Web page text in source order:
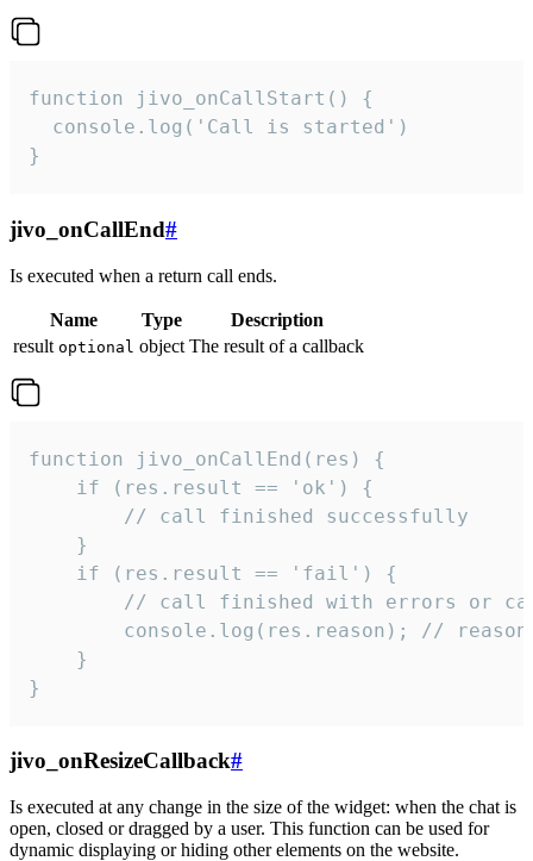
function jivo_onCallStart() {
  console.log('Call is started')
}
jivo_onCallEnd#
Is executed when a return call ends.
Name Type
Description
result optional object The result of a callback
function jivo_onCallEnd(res) {
    if (res.result == 'ok') {
        // call finished successfully
    }
    if (res.result == 'fail') {
// call finished with errors or
console.log(res.reason); //
    }
}
jivo_onResizeCallback#
Is executed at any change in the size of the widget: when the chat is
open, closed or dragged by a user. This function can be used for
dynamic displaying or hiding other elements on the website.